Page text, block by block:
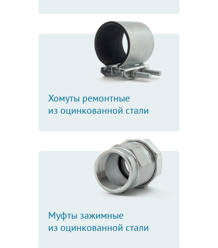
Хомуты ремонтные
из оцинкованной стали
Муфты зажимные
из оцинкованной стали